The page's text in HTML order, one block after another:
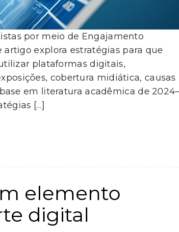
por meio de Engajamento
explora estratégias para que
plataformas digitais,
cobertura midiática, causas
em literatura acadêmica de 2024–
[…]
elemento
digital